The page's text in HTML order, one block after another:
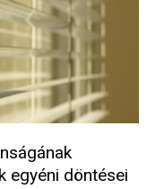
egyéni döntései